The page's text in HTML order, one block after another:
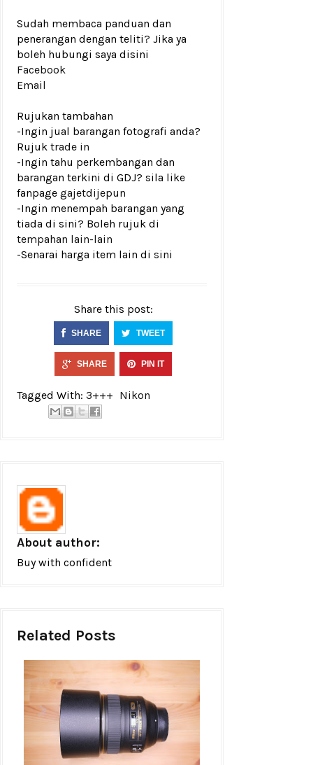
Sudah membaca panduan dan
penerangan dengan teliti? Jika ya
boleh hubungi saya disini
Facebook
Email
Rujukan tambahan
-Ingin jual barangan fotografi anda?
Rujuk trade in
-Ingin tahu perkembangan dan
barangan terkini di GDJ? sila like
fanpage gajetdijepun
-Ingin menempah barangan yang
tiada di sini? Boleh rujuk di
tempahan lain-lain
-Senarai harga item lain di sini
Share this post:
SHARE TWEET
SHARE PIN IT
Tagged With: 3+++ Nikon
About author:
Buy with confident
Related Posts